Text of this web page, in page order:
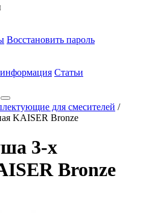
Восстановить пароль
Статьи
для смесителей /
KAISER Bronze
3-х
Bronze